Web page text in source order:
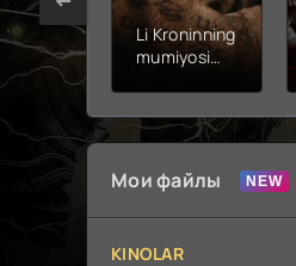
Li Kroninning
mumiyosi
tarjima HD
skachat
Мои файлы
KINOLAR